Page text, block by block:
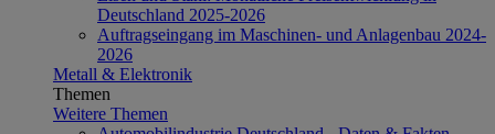
Deutschland 2025-2026
Auftragseingang im Maschinen- und Anlagenbau 2024-
2026
Metall & Elektronik
Themen
Weitere Themen